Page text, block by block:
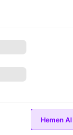
Hemen Al